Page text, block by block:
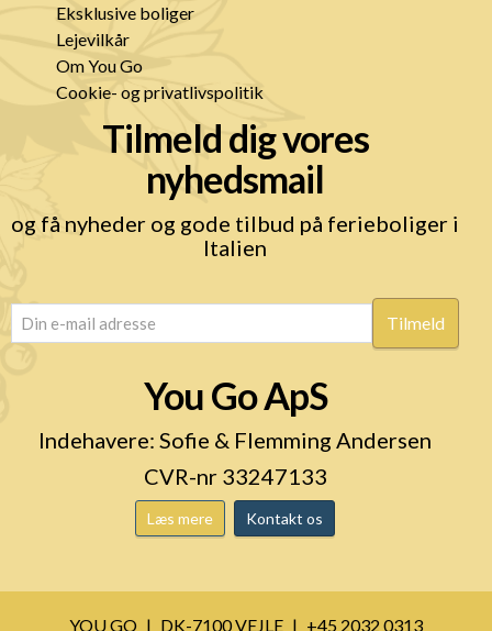
Eksklusive boliger
Lejevilkår
Om You Go
Cookie- og privatlivspolitik
Tilmeld dig vores
nyhedsmail
og få nyheder og gode tilbud på ferieboliger i
Italien
(Påkrævet)
You Go ApS
Indehavere: Sofie & Flemming Andersen
CVR-nr 33247133
Læs mere Kontakt os
YOU GO DK-7100 VEJLE +45 2032 0313